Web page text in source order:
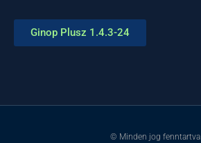
Ginop Plusz 1.4.3-24
© Minden jog fenntartva